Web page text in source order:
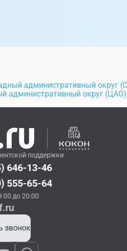
административный округ
административный округ (ЦАО)
поддержки
646-13-46
555-65-64
до 20:00
звонок